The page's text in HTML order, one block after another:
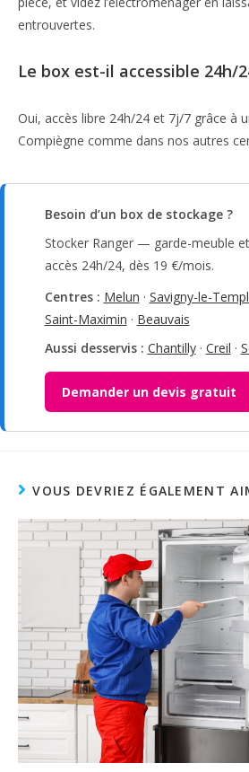
entrouvertes.
Le box est-il accessible 24h/
Oui, accès libre 24h/24 et 7j/7 grâce à
Compiègne comme dans nos autres
Besoin d’un box de stockage ?
Stocker Ranger — garde-meuble
accès 24h/24, dès 19 €/mois.
Centres : Melun · Savigny-le-
Saint-Maximin · Beauvais
Aussi desservis : Chantilly· Creil ·
Demander un devis gratuit
VOUS DEVRIEZ ÉGALEMENT